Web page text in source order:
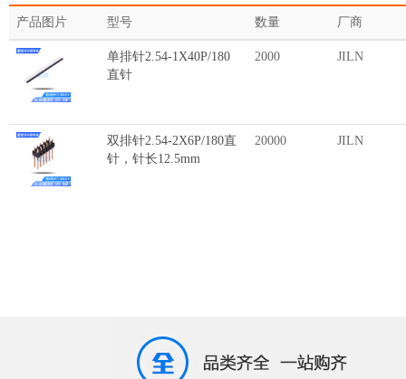
产品图片 型号 数量 厂商
单排针2.54-1X40P/180
直针
2000 JILN
双排针2.54-2X6P/180直
针，针长12.5mm
20000 JILN